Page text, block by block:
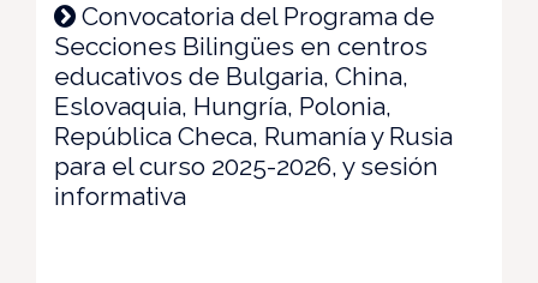
Convocatoria del Programa de
Secciones Bilingües en centros
educativos de Bulgaria, China,
Eslovaquia, Hungría, Polonia,
República Checa, Rumanía y Rusia
para el curso 2025-2026, y sesión
informativa